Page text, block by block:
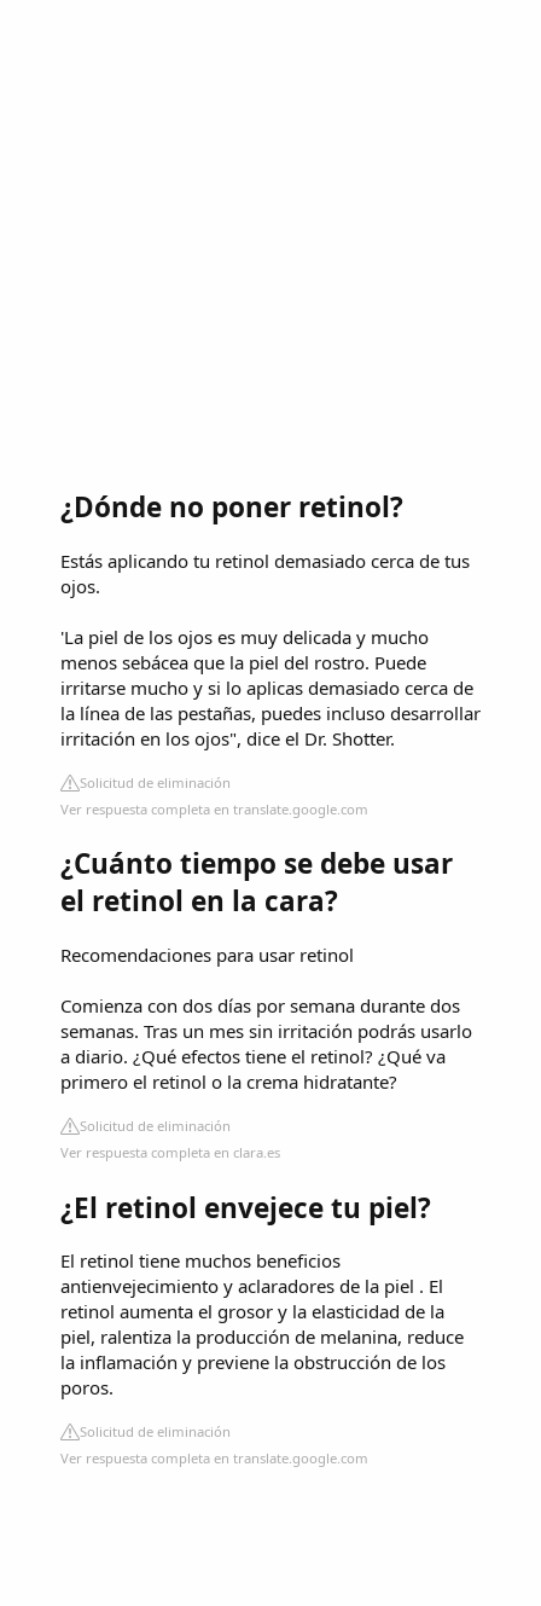
¿Dónde no poner retinol?
Estás aplicando tu retinol demasiado cerca de tus
ojos.
'La piel de los ojos es muy delicada y mucho
menos sebácea que la piel del rostro. Puede
irritarse mucho y si lo aplicas demasiado cerca de
la línea de las pestañas, puedes incluso desarrollar
irritación en los ojos", dice el Dr. Shotter.
Solicitud de eliminación
Ver respuesta completa en translate.google.com
¿Cuánto tiempo se debe usar
el retinol en la cara?
Recomendaciones para usar retinol
Comienza con dos días por semana durante dos
semanas. Tras un mes sin irritación podrás usarlo
a diario. ¿Qué efectos tiene el retinol? ¿Qué va
primero el retinol o la crema hidratante?
Solicitud de eliminación
Ver respuesta completa en clara.es
¿El retinol envejece tu piel?
El retinol tiene muchos beneficios
antienvejecimiento y aclaradores de la piel . El
retinol aumenta el grosor y la elasticidad de la
piel, ralentiza la producción de melanina, reduce
la inflamación y previene la obstrucción de los
poros.
Solicitud de eliminación
Ver respuesta completa en translate.google.com